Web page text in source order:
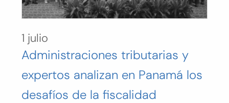
1 julio
Administraciones tributarias y
expertos analizan en Panamá los
desafíos de la fiscalidad